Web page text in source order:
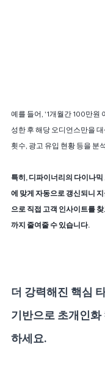
예를 들어, '1개월간 100만원
성한 후 해당 오디언스만을
횟수, 광고 유입 현황 등을 분
특히, 디파이너리의 다이나
에 맞게 자동으로 갱신되니
으로 직접 고객 인사이트를
까지 줄여줄 수 있습니다.
더 강력해진 핵심
기반으로 초개인
하세요.